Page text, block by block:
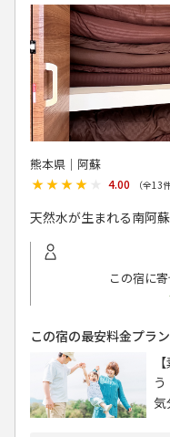
熊本県│阿蘇
★★★★★
★★★★★ 4.00 （全13
天然水が生まれる南阿
この宿に
この宿の最安料金プラン
気